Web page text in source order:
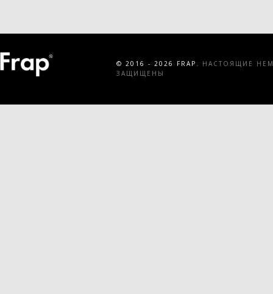
© 2016 - 2026 FRAP.
НАСТОЯЩИЕ
ЗАЩИЩЕНЫ